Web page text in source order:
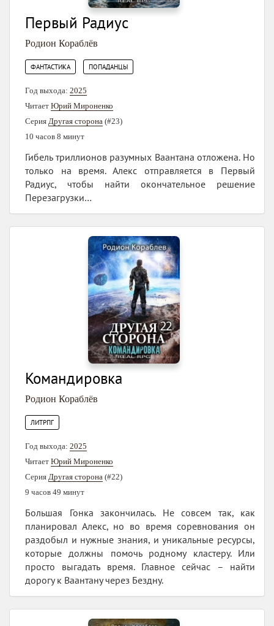
Первый Радиус
Родион Кораблёв
ФАНТАСТИКА ПОПАДАНЦЫ
Год выхода: 2025
Читает Юрий Мироненко
Серия Другая сторона (#23)
10 часов 8 минут
Гибель триллионов разумных Ваантана отложена. Но
только на время. Алекс отправляется в Первый
Радиус, чтобы найти окончательное решение
Перезагрузки…
Командировка
Родион Кораблёв
ЛИТРПГ
Год выхода: 2025
Читает Юрий Мироненко
Серия Другая сторона (#22)
9 часов 49 минут
Большая Гонка закончилась. Не совсем так, как
планировал Алекс, но во время соревнования он
раздобыл и нужные знания, и уникальные ресурсы,
которые должны помочь родному кластеру. Или
просто выгадать время. Главное сейчас – найти
дорогу к Ваантану через Бездну.